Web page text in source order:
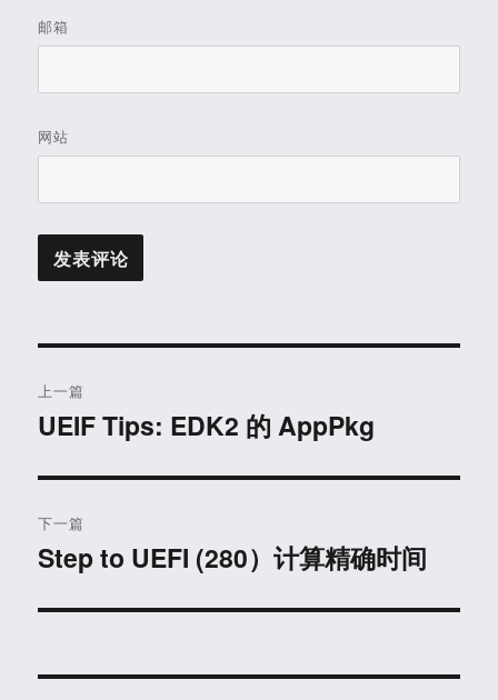
邮箱
网站
章
航
上一篇
上
文
章：
UEIF Tips: EDK2 的 AppPkg
下一篇
下
文
Step to UEFI (280）计算精确时间